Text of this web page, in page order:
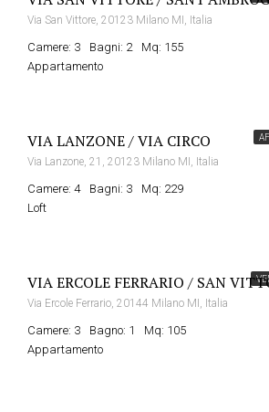
Via San Vittore, 20123 Milano MI, Italia
Camere: 3 Bagni: 2
Mq: 155
Appartamento
VIA LANZONE / VIA CIRCO
Via Lanzone, 21, 20123 Milano MI, Italia
Camere: 4 Bagni: 3
Mq: 229
Loft
VIA ERCOLE FERRARIO / SAN
Via Ercole Ferrario, 20144 Milano MI, Italia
Camere: 3 Bagno: 1
Mq: 105
Appartamento